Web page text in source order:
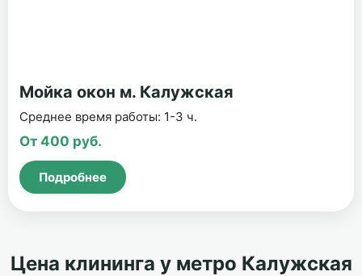
Мойка окон м. Калужская
Среднее время работы: 1-3 ч.
От 400 руб.
Подробнее
Цена клининга у метро Калужская